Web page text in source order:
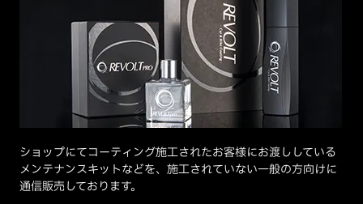
ショップにてコーティング施工されたお客様にお渡ししている
メンテナンスキットなどを、施工されていない一般の方向けに
通信販売しております。